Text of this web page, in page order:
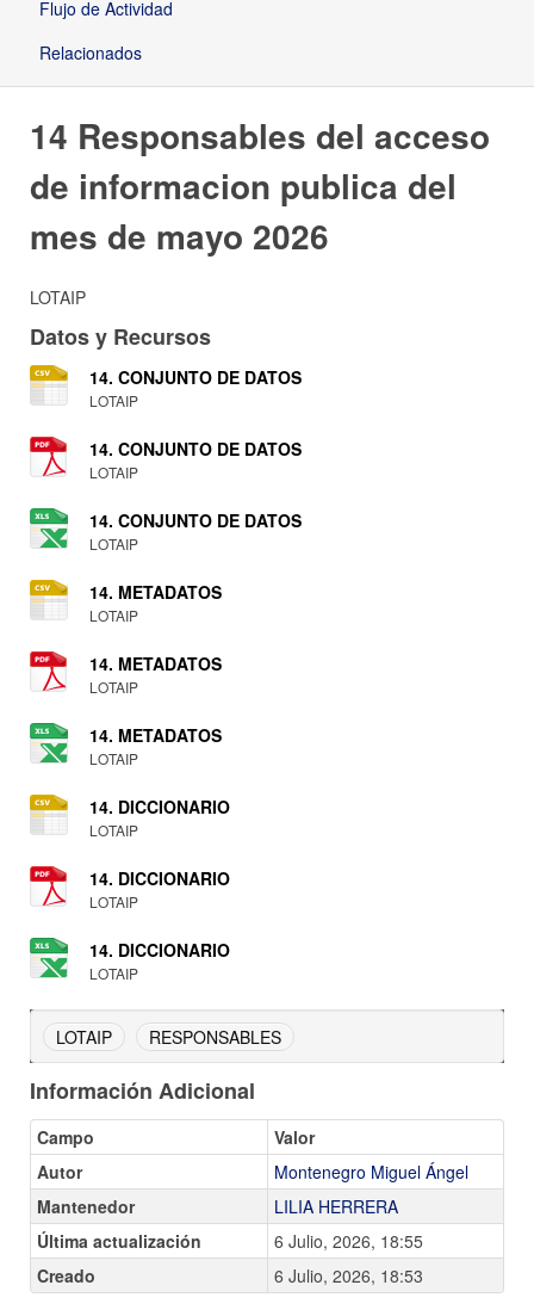
Flujo de Actividad
Relacionados
14 Responsables del acceso
de informacion publica del
mes de mayo 2026
LOTAIP
Datos y Recursos
14. CONJUNTO DE DATOS
LOTAIP
14. CONJUNTO DE DATOS
LOTAIP
14. CONJUNTO DE DATOS
LOTAIP
14. METADATOS
LOTAIP
14. METADATOS
LOTAIP
14. METADATOS
LOTAIP
14. DICCIONARIO
LOTAIP
14. DICCIONARIO
LOTAIP
14. DICCIONARIO
LOTAIP
LOTAIP RESPONSABLES
Información Adicional
Campo
Valor
Autor
Montenegro Miguel Ángel
Mantenedor
LILIA HERRERA
Última actualización
6 Julio, 2026, 18:55
Creado
6 Julio, 2026, 18:53